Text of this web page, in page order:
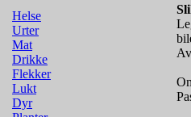
Helse
Urter
Mat
Drikke
Flekker
Lukt
Dyr